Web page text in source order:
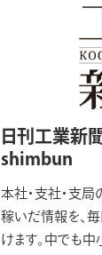
日刊工業新
shimbun
本社・支社・支
稼いだ情報を、
けます。中でも